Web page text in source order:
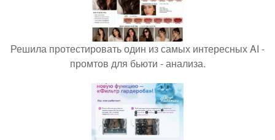
Решила протестировать один из самых интересных AI -
промтов для бьюти - анализа.